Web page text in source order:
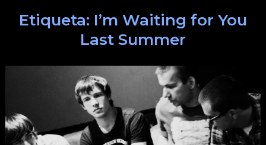
Etiqueta: I’m Waiting for You
Last Summer